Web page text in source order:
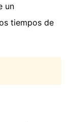
un
tiempos de